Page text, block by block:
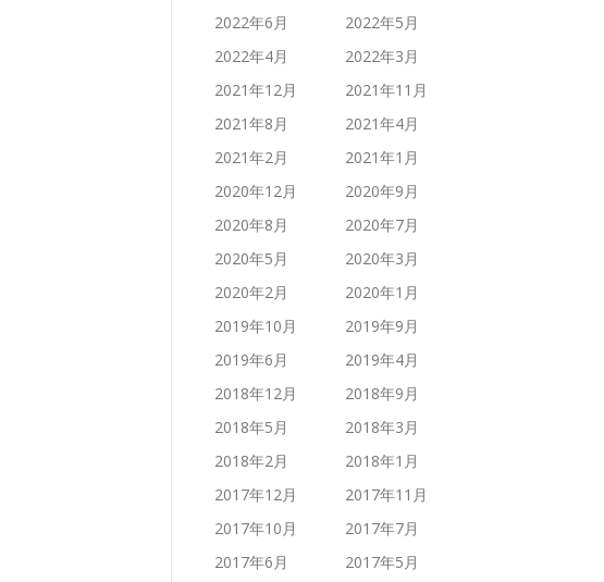
2022年6月
2022年5月
2022年4月
2022年3月
2021年12月
2021年11月
2021年8月
2021年4月
2021年2月
2021年1月
2020年12月
2020年9月
2020年8月
2020年7月
2020年5月
2020年3月
2020年2月
2020年1月
2019年10月
2019年9月
2019年6月
2019年4月
2018年12月
2018年9月
2018年5月
2018年3月
2018年2月
2018年1月
2017年12月
2017年11月
2017年10月
2017年7月
2017年6月
2017年5月